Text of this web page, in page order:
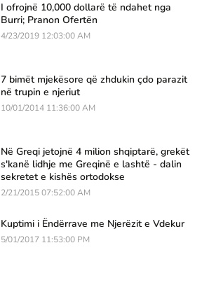
I ofrojnë 10,000 dollarë të ndahet nga
Burri; Pranon Ofertën
4/23/2019 12:03:00 AM
7 bimët mjekësore që zhdukin çdo parazit
në trupin e njeriut
10/01/2014 11:36:00 AM
Në Greqi jetojnë 4 milion shqiptarë, grekët
s'kanë lidhje me Greqinë e lashtë - dalin
sekretet e kishës ortodokse
2/21/2015 07:52:00 AM
Kuptimi i Ëndërrave me Njerëzit e Vdekur
5/01/2017 11:53:00 PM